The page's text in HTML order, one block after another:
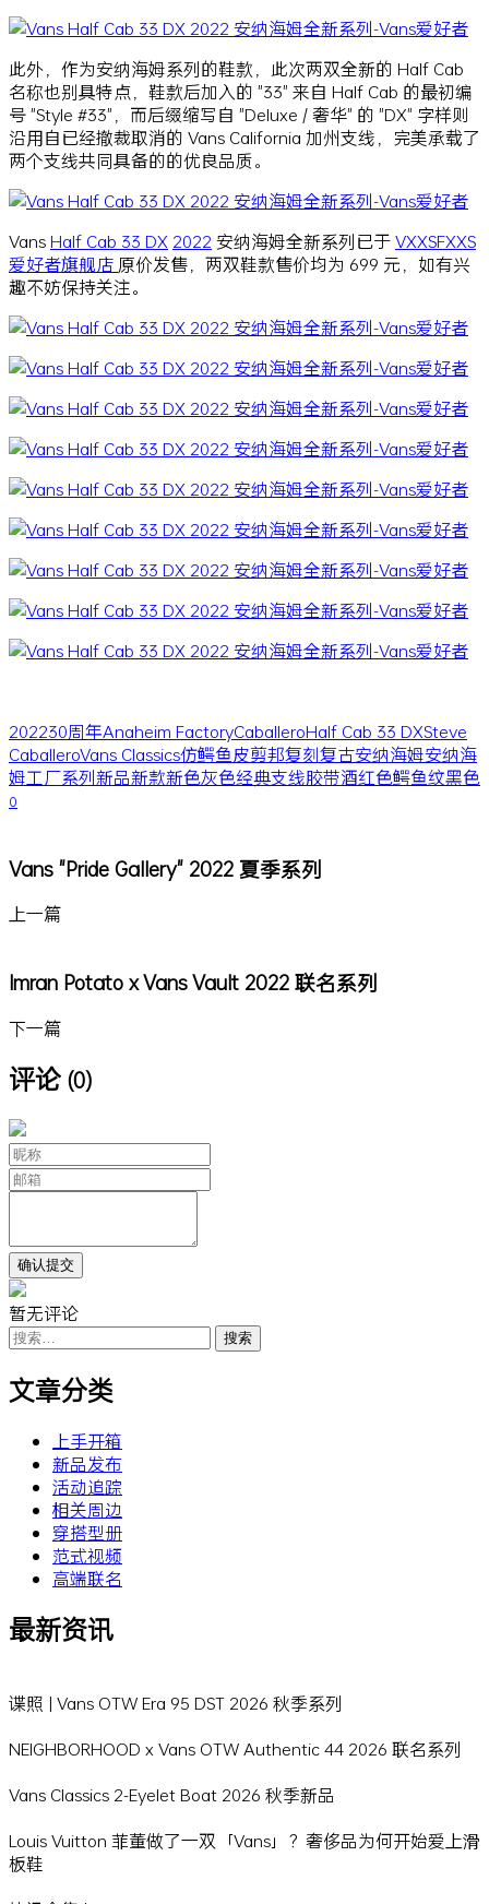
此外，作为安纳海姆系列的鞋款，此次两双全新的 Half Cab
名称也别具特点，鞋款后加入的 "33" 来自 Half Cab 的最初编
号 "Style #33"，而后缀缩写自 "Deluxe / 奢华" 的 "DX" 字样则
沿用自已经撤裁取消的 Vans California 加州支线，完美承载了
两个支线共同具备的的优良品质。
VansHalf Cab 33 DX 2022 安纳海姆全新系列已于VXXSFXXS
爱好者旗舰店 原价发售，两双鞋款售价均为 699 元，如有兴
趣不妨保持关注。
202230周年Anaheim FactoryCaballeroHalf Cab 33 DXSteve
CaballeroVans Classics仿鳄鱼皮剪邦复刻复古安纳海姆安纳海
姆工厂系列新品新款新色灰色经典支线胶带酒红色鳄鱼纹黑色
0
Vans "Pride Gallery" 2022 夏季系列
上一篇
Imran Potato x Vans Vault 2022 联名系列
下一篇
评论 (0)
暂无评论
搜
索：
文章分类
上手开箱
新品发布
活动追踪
相关周边
穿搭型册
范式视频
高端联名
最新资讯
谍照 | Vans OTW Era 95 DST 2026 秋季系列
NEIGHBORHOOD x Vans OTW Authentic 44 2026 联名系列
Vans Classics 2-Eyelet Boat 2026 秋季新品
Louis Vuitton 菲董做了一双「Vans」？奢侈品为何开始爱上滑
板鞋